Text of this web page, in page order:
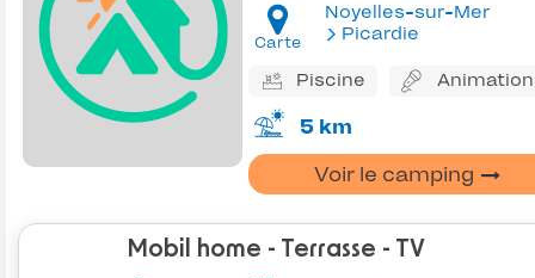
Carte
Noyelles-sur-Mer
Picardie
Piscine
5 km
Voir le camping
Mobil home - Terrasse - TV